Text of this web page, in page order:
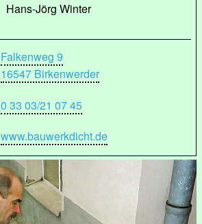
Hans-Jörg Winter
Falkenweg 9
16547 Birkenwerder
0 33 03/21 07 45
www.bauwerkdicht.de